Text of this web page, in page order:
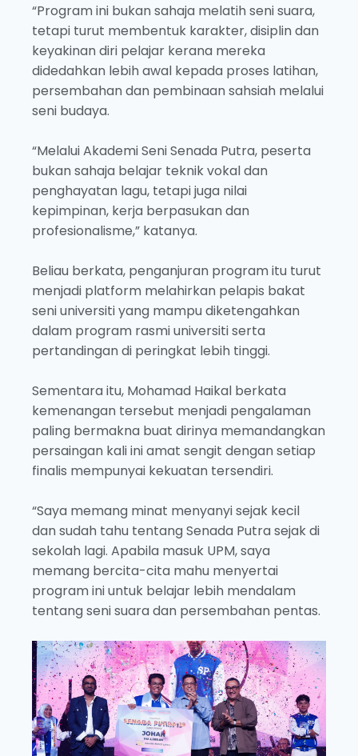
“Program ini bukan sahaja melatih seni suara,
tetapi turut membentuk karakter, disiplin dan
keyakinan diri pelajar kerana mereka
didedahkan lebih awal kepada proses latihan,
persembahan dan pembinaan sahsiah melalui
seni budaya.
“Melalui Akademi Seni Senada Putra, peserta
bukan sahaja belajar teknik vokal dan
penghayatan lagu, tetapi juga nilai
kepimpinan, kerja berpasukan dan
profesionalisme,” katanya.
Beliau berkata, penganjuran program itu turut
menjadi platform melahirkan pelapis bakat
seni universiti yang mampu diketengahkan
dalam program rasmi universiti serta
pertandingan di peringkat lebih tinggi.
Sementara itu, Mohamad Haikal berkata
kemenangan tersebut menjadi pengalaman
paling bermakna buat dirinya memandangkan
persaingan kali ini amat sengit dengan setiap
finalis mempunyai kekuatan tersendiri.
“Saya memang minat menyanyi sejak kecil
dan sudah tahu tentang Senada Putra sejak di
sekolah lagi. Apabila masuk UPM, saya
memang bercita-cita mahu menyertai
program ini untuk belajar lebih mendalam
tentang seni suara dan persembahan pentas.